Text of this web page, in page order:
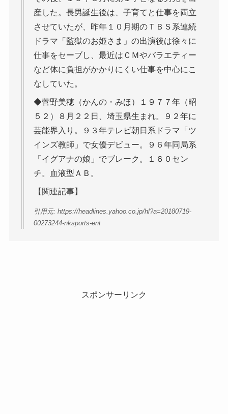
産した。長男誕生後は、子育てと仕事を両立
させていたが、昨年１０月期のＴＢＳ系連続
ドラマ「監獄のお姫さま」の出演後は徐々に
仕事をセーブし、最近はＣＭやバラエティー
など体に負担がかかりにくい仕事を中心にこ
なしていた。
◆菅野美穂（かんの・みほ）１９７７年（昭
５２）８月２２日、埼玉県生まれ。９２年に
芸能界入り。９３年テレビ朝日系ドラマ「ツ
インズ教師」で女優デビュー。９６年同局系
「イグアナの娘」でブレーク。１６０セン
チ。血液型ＡＢ。
【関連記事】
引用元: https://headlines.yahoo.co.jp/hl?a=20180719-
00273244-nksports-ent
スポンサーリンク